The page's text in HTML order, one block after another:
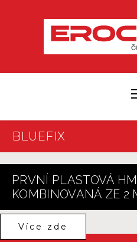
BLUEFIX
PRVNÍ PLASTOVÁ
KOMBINOVANÁ ZE 2
Více zde